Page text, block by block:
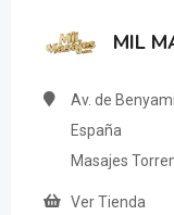
MIL
Av. de
España
Masajes
Ver Tienda